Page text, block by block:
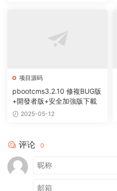
项目源码
pbootcms3.2.10 修複BUG版
+開發者版+安全加強版下載
2025-05-12
评论 0